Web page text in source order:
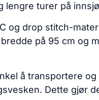
turer på
og drop stitch-
på 95 cm og
å transportere
Dette gjør